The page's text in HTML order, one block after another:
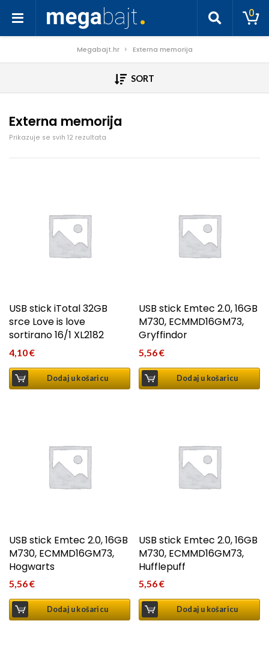
0
Megabajt.hr Externa memorija
SORT
Externa memorija
Prikazuje se svih 12 rezultata
USB stick iTotal 32GB
srce Love is love
sortirano 16/1 XL2182
4,10€
Dodaj u košaricu
USB stick Emtec 2.0, 16GB
M730, ECMMD16GM73,
Gryffindor
5,56€
Dodaj u košaricu
USB stick Emtec 2.0, 16GB
M730, ECMMD16GM73,
Hogwarts
5,56€
Dodaj u košaricu
USB stick Emtec 2.0, 16GB
M730, ECMMD16GM73,
Hufflepuff
5,56€
Dodaj u košaricu